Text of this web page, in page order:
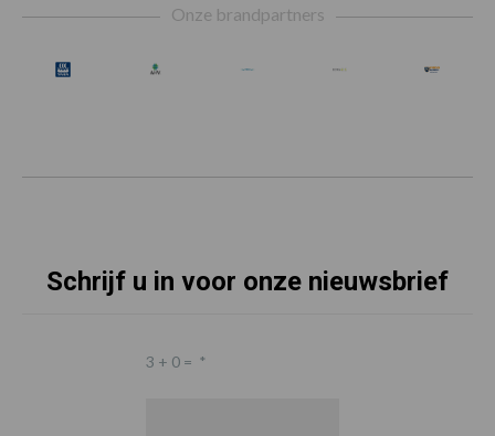
Onze brandpartners
Schrijf u in voor onze nieuwsbrief
3 + 0 = *